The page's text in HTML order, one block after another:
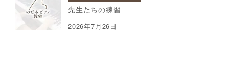
先生たちの練習
2026年7月26日